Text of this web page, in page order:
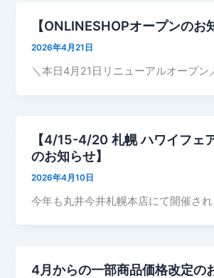
【ONLINESHOPオープンのお
2026年4月21日
＼本日4月21日リニューアルオープン
【4/15-4/20 札幌 ハワイフェ
のお知らせ】
2026年4月10日
今年も丸井今井札幌本店にて開催さ
4月からの一部商品価格改定の